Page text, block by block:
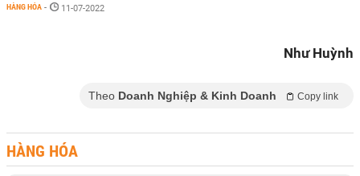
HÀNG HÓA - 11-07-2022
Như Huỳnh
Theo Doanh Nghiệp & Kinh Doanh Copy link
HÀNG HÓA